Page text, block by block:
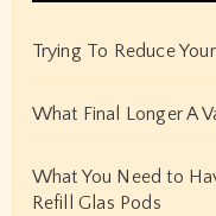
Trying To Reduce
What Final Longer A
What You Need to
Refill Glas Pods